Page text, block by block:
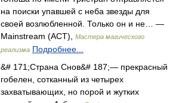
на поиски упавшей с неба звезды для
своей возлюбленной. Только он и не… —
Mainstream (АСТ),
Мастера магического
реализма Подробнее...
&# 171;Страна Снов&# 187;— прекрасный
гобелен, сотканный из четырех
захватывающих, но порой и жутких